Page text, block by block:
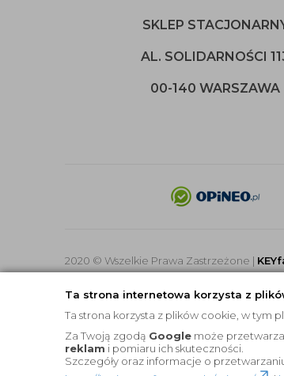
Ta strona internetowa korzysta z
Ta strona korzysta z plików cookie, w tym
Za Twoją zgodą Google może
reklam i pomiaru ich skuteczności.
Szczegóły oraz informacje o
SKLEP
AL. SOLIDARNOŚCI
00-140 WARSZAWA
2020 © Wszelkie Prawa Zastrzeżone |